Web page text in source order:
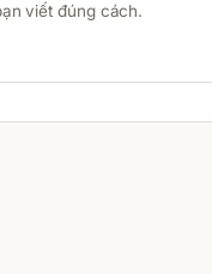
viết đúng cách.